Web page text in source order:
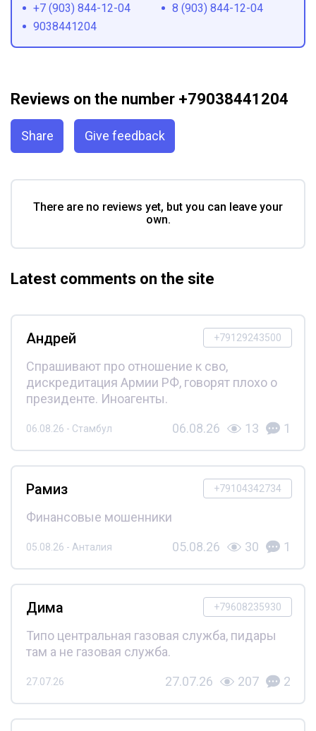
+7 (903) 844-12-04
8 (903) 844-12-04
9038441204
Reviews on the number +79038441204
Share Give feedback
There are no reviews yet, but you can leave your
own.
Latest comments on the site
+79129243500
Андрей
Спрашивают про отношение к сво,
дискредитация Армии РФ, говорят плохо о
президенте. Иноагенты.
06.08.26 - Стамбул 06.08.26 13 1
+79104342734
Рамиз
Финансовые мошенники
05.08.26 - Анталия 05.08.26 30 1
+79608235930
Дима
Типо центральная газовая служба, пидары
там а не газовая служба.
27.07.26 27.07.26 207 2